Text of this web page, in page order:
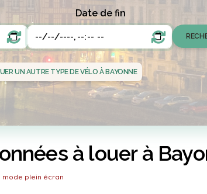
Date de fin
UN AUTRE TYPE DE VÉLO À BAYONNE
à louer à
mode plein écran